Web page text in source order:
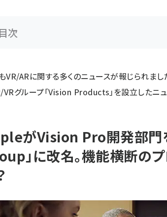
目次
VR/ARに関する多くのニュースが報じられま
VRグループ「Vision Products」を設立したニュ
がVision Pro開発部門
」に改名。機能横断の